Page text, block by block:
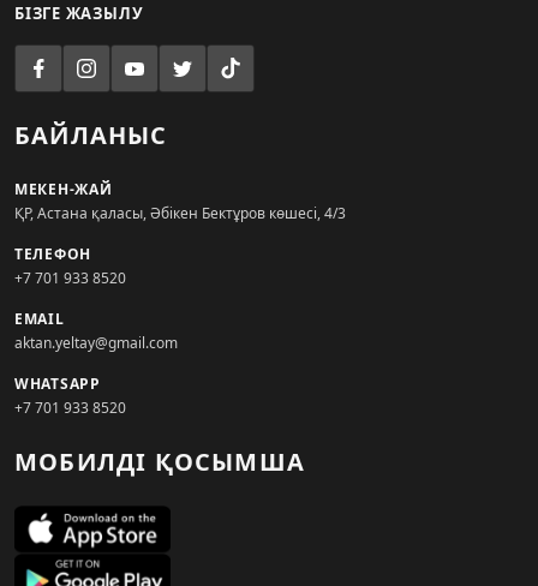
БІЗГЕ ЖАЗЫЛУ
БАЙЛАНЫС
МЕКЕН-ЖАЙ
ҚР, Астана қаласы, Әбікен Бектұров көшесі, 4/3
ТЕЛЕФОН
+7 701 933 8520
EMAIL
aktan.yeltay@gmail.com
WHATSAPP
+7 701 933 8520
МОБИЛДІ ҚОСЫМША